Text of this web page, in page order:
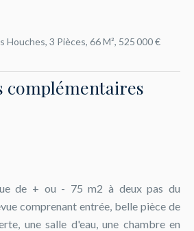
3 Pièces, 66 M², 525 000 €
de + ou - 75 m2 à deux pas du
comprenant entrée, belle pièce de
une salle d'eau, une chambre en